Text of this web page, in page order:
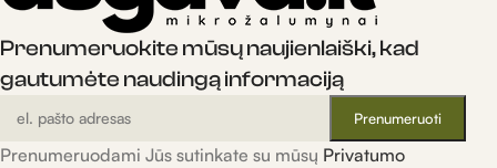
Prenumeruokite mūsų naujienlaiški, kad
gautumėte naudingą informaciją
Prenumeruodami Jūs sutinkate su mūsų Privatumo